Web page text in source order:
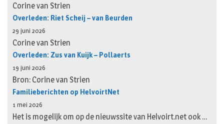
Corine van Strien
Overleden: Riet Scheij – van Beurden
29 juni 2026
Corine van Strien
Overleden: Zus van Kuijk – Pollaerts
19 juni 2026
Bron: Corine van Strien
Familieberichten op HelvoirtNet
1 mei 2026
Het is mogelijk om op de nieuwssite van Helvoirt.net ook …